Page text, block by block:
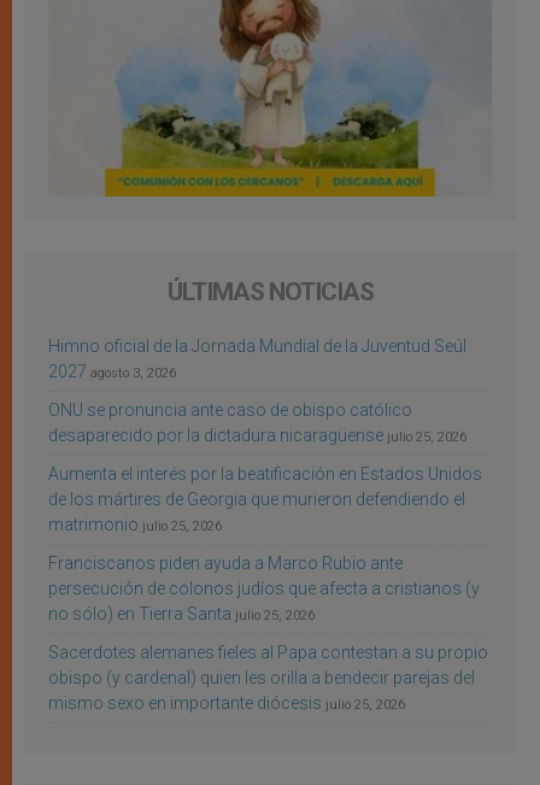
ÚLTIMAS NOTICIAS
Himno oficial de la Jornada Mundial de la Juventud Seúl
2027 agosto 3, 2026
ONU se pronuncia ante caso de obispo católico
desaparecido por la dictadura nicaragüense julio 25, 2026
Aumenta el interés por la beatificación en Estados Unidos
de los mártires de Georgia que murieron defendiendo el
matrimonio julio 25, 2026
Franciscanos piden ayuda a Marco Rubio ante
persecución de colonos judíos que afecta a cristianos (y
no sólo) en Tierra Santa julio 25, 2026
Sacerdotes alemanes fieles al Papa contestan a su propio
obispo (y cardenal) quien les orilla a bendecir parejas del
mismo sexo en importante diócesis julio 25, 2026